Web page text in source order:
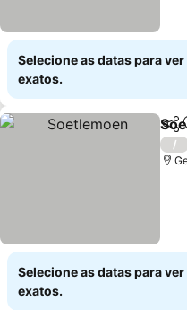
Selecione as datas para
exatos.
/
Selecione as datas para
exatos.